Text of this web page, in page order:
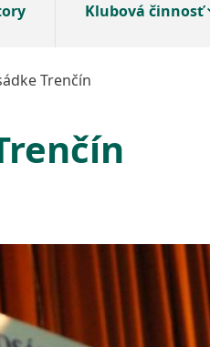
Klubová činnosť
Trenčín